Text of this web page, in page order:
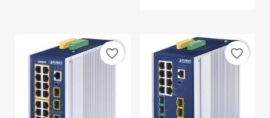
favorite_border favorite_border